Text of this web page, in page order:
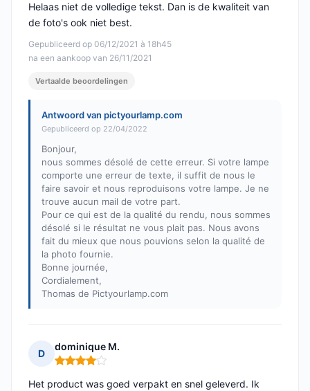
Gepubliceerd op 06/12/2021 à 18h45
na een aankoop van 26/11/2021
Helaas niet de volledige tekst. Dan is de kwaliteit van
de foto's ook niet best.
Vertaalde beoordelingen
Antwoord van pictyourlamp.com
Gepubliceerd op 22/04/2022
Bonjour,
nous sommes désolé de cette erreur. Si votre lampe
comporte une erreur de texte, il suffit de nous le
faire savoir et nous reproduisons votre lampe. Je ne
trouve aucun mail de votre part.
Pour ce qui est de la qualité du rendu, nous sommes
désolé si le résultat ne vous plait pas. Nous avons
fait du mieux que nous pouvions selon la qualité de
la photo fournie.
Bonne journée,
Cordialement,
Thomas de Pictyourlamp.com
D
dominique M.
Opmerking: 4 van 5
Het product was goed verpakt en snel geleverd. Ik